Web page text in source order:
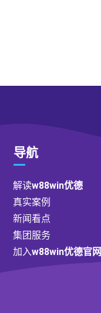
导航
解读w88win优德
真实案例
新闻看点
集团服务
加入w88win优德官网